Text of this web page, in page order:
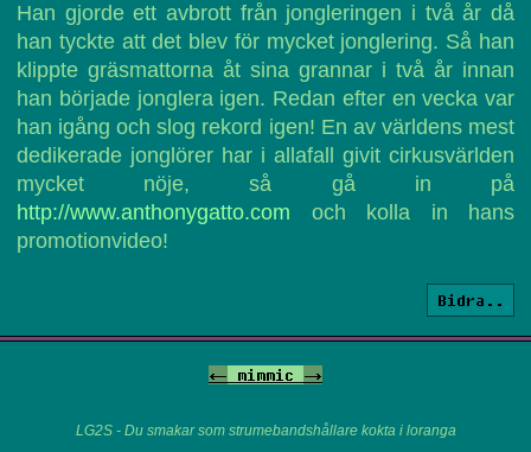
Han gjorde ett avbrott från jongleringen i två år då
han tyckte att det blev för mycket jonglering. Så han
klippte gräsmattorna åt sina grannar i två år innan
han började jonglera igen. Redan efter en vecka var
han igång och slog rekord igen! En av världens mest
dedikerade jonglörer har i allafall givit cirkusvärlden
mycket nöje, så gå in på
http://www.anthonygatto.com och kolla in hans
promotionvideo!
Bidra..
<- mimmic ->
LG2S - Du smakar som strumebandshållare kokta i loranga